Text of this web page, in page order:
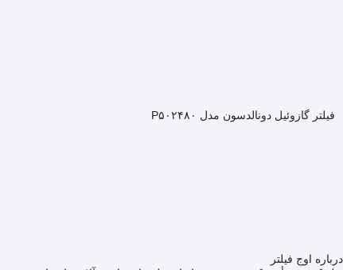
فیلتر گازوئیل دونالدسون مدل P۵۰۲۴۸۰
درباره اوج فیلتر